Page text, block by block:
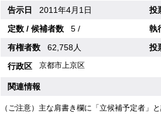
告示日 2011年4月1日 投
定数 / 候補者数
5 / 執
有権者数
62,758人 投
行政区
京都市上京区
関連情報
（ご注意）主な肩書き欄に「立候補予定者」